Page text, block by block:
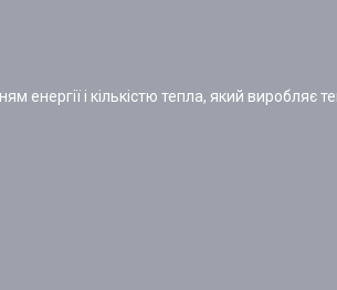
енергії і кількістю тепла, який виробляє